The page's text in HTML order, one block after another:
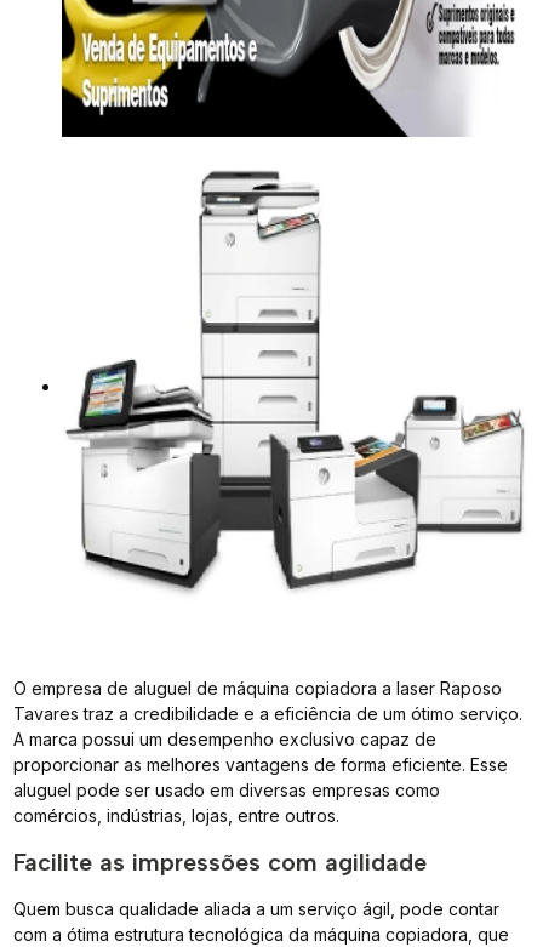
O empresa de aluguel de máquina copiadora a laser Raposo
Tavares traz a credibilidade e a eficiência de um ótimo serviço.
A marca possui um desempenho exclusivo capaz de
proporcionar as melhores vantagens de forma eficiente. Esse
aluguel pode ser usado em diversas empresas como
comércios, indústrias, lojas, entre outros.
Facilite as impressões com agilidade
Quem busca qualidade aliada a um serviço ágil, pode contar
com a ótima estrutura tecnológica da máquina copiadora, que